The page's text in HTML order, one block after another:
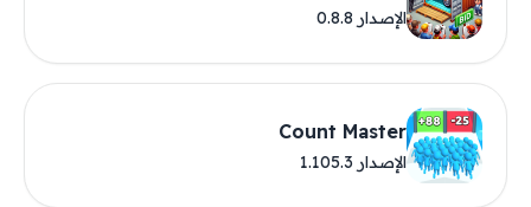
الإصدار 0.8.8
Count Master
الإصدار 1.105.3